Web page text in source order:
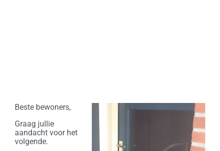
Beste bewoners,
Graag jullie
aandacht voor het
volgende.